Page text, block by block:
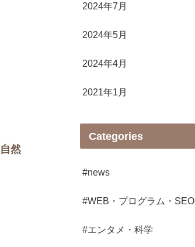
自然
2024年7月
2024年5月
2024年4月
2021年1月
Categories
#news
#WEB・プログラム・SEO
#エンタメ・科学